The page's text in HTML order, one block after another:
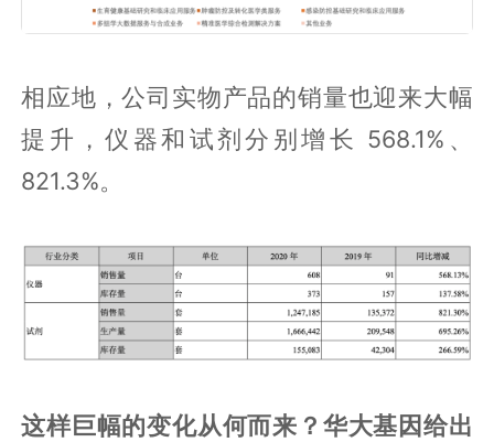
相应地，公司实物产品的销量也迎来大幅
提升，仪器和试剂分别增长 568.1%、
821.3%。
这样巨幅的变化从何而来？华大基因给出